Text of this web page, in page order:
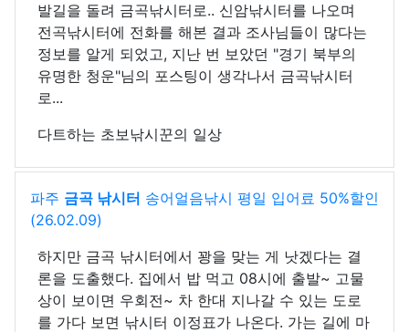
발길을 돌려 금곡낚시터로.. 신암낚시터를 나오며
전곡낚시터에 전화를 해본 결과 조사님들이 많다는
정보를 알게 되었고, 지난 번 보았던 "경기 북부의
유명한 청운"님의 포스팅이 생각나서 금곡낚시터
로...
다트하는 초보낚시꾼의 일상
파주 금곡 낚시터 송어얼음낚시 평일 입어료 50%할인
(26.02.09)
하지만 금곡 낚시터에서 꽝을 맞는 게 낫겠다는 결
론을 도출했다. 집에서 밥 먹고 08시에 출발~ 고물
상이 보이면 우회전~ 차 한대 지나갈 수 있는 도로
를 가다 보면 낚시터 이정표가 나온다. 가는 길에 마